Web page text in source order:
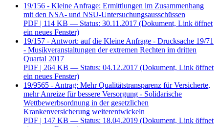
19/156 - Kleine Anfrage: Ermittlungen im Zusammenhang
mit den NSA- und NSU-Untersuchungsausschüssen
PDF | 114 KB — Status: 30.11.2017 (Dokument, Link öffnet
ein neues Fenster)
19/157 - Antwort: auf die Kleine Anfrage - Drucksache 19/71
- Musikveranstaltungen der extremen Rechten im dritten
Quartal 2017
PDF | 264 KB — Status: 04.12.2017 (Dokument, Link öffnet
ein neues Fenster)
19/9565 - Antrag: Mehr Qualitätstransparenz für Versicherte,
mehr Anreize für bessere Versorgung - Solidarische
Wettbewerbsordnung in der gesetzlichen
Krankenversicherung weiterentwickeln
PDF | 147 KB — Status: 18.04.2019 (Dokument, Link öffnet